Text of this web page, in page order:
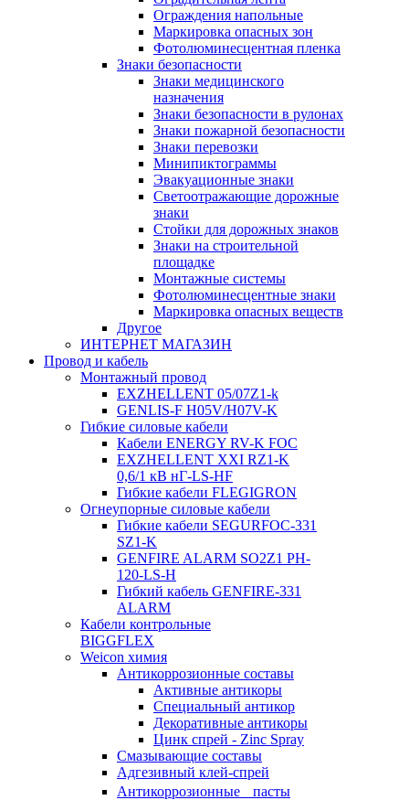
Ограждения напольные
Маркировка опасных зон
Фотолюминесцентная пленка
Знаки безопасности
Знаки медицинского
назначения
Знаки безопасности в рулонах
Знаки пожарной безопасности
Знаки перевозки
Минипиктограммы
Эвакуационные знаки
Светоотражающие дорожные
знаки
Стойки для дорожных знаков
Знаки на строительной
площадке
Монтажные системы
Фотолюминесцентные знаки
Маркировка опасных веществ
Другое
ИНТЕРНЕТ МАГАЗИН
Провод и кабель
Монтажный провод
EXZHELLENT 05/07Z1-k
GENLIS-F Н05V/H07V-K
Гибкие силовые кабели
Кабели ENERGY RV-K FOC
EXZHELLENT XXI RZ1-K
0,6/1 кВ нГ-LS-HF
Гибкие кабели FLEGIGRON
Огнеупорные силовые кабели
Гибкие кабели SEGURFOC-331
SZ1-K
GENFIRE ALARM SO2Z1 PH-
120-LS-H
Гибкий кабель GENFIRE-331
ALARM
Кабели контрольные
BIGGFLEX
Weicon химия
Антикоррозионные составы
Активные антикоры
Специальный антикор
Декоративные антикоры
Цинк спрей - Zinc Spray
Смазывающие составы
Адгезивный клей-спрей
Антикоррозионные пасты